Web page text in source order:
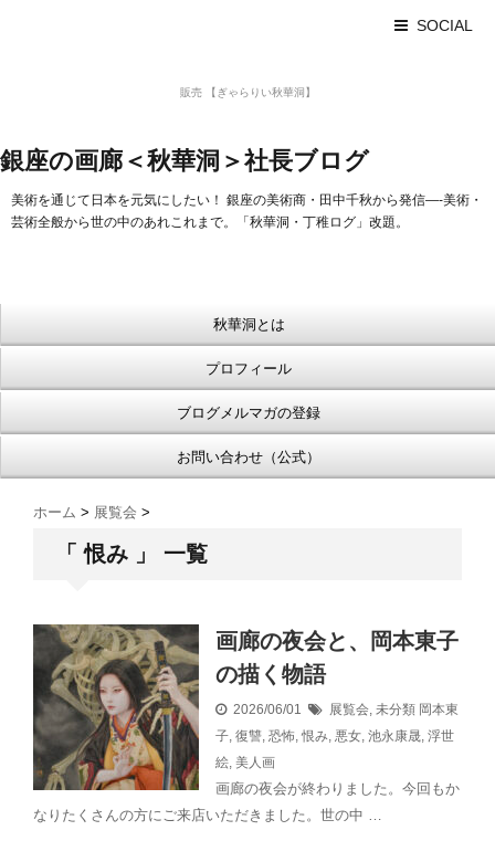
SOCIAL
販売 【ぎゃらりい秋華洞】
銀座の画廊＜秋華洞＞社長ブログ
美術を通じて日本を元気にしたい！ 銀座の美術商・田中千秋から発信—-美術・
芸術全般から世の中のあれこれまで。「秋華洞・丁稚ログ」改題。
秋華洞とは
プロフィール
ブログメルマガの登録
お問い合わせ（公式）
ホーム > 展覧会 >
「 恨み 」 一覧
画廊の夜会と、岡本東子
の描く物語
2026/06/01 展覧会, 未分類 岡本東
子, 復讐, 恐怖,恨み, 悪女, 池永康晟, 浮世
絵, 美人画
画廊の夜会が終わりました。今回もか
なりたくさんの方にご来店いただきました。世の中 …